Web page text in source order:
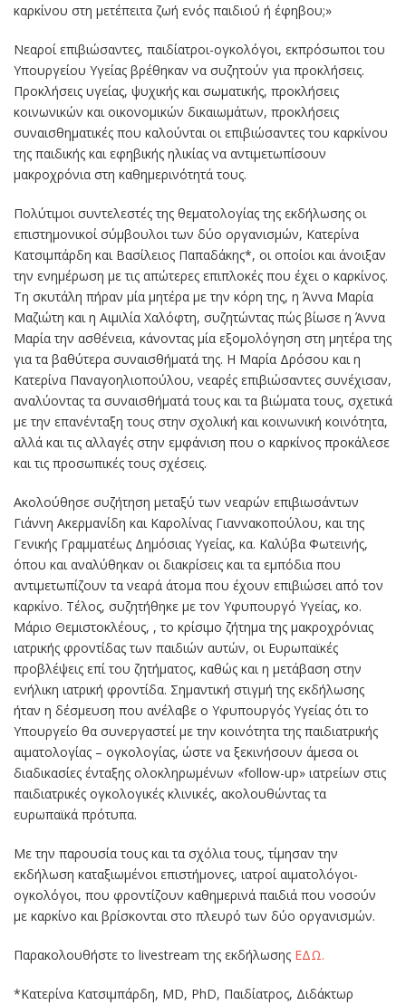
καρκίνου στη μετέπειτα ζωή ενός παιδιού ή έφηβου;»
Νεαροί επιβιώσαντες, παιδίατροι-ογκολόγοι, εκπρόσωποι του
Υπουργείου Υγείας βρέθηκαν να συζητούν για προκλήσεις.
Προκλήσεις υγείας, ψυχικής και σωματικής, προκλήσεις
κοινωνικών και οικονομικών δικαιωμάτων, προκλήσεις
συναισθηματικές που καλούνται οι επιβιώσαντες του καρκίνου
της παιδικής και εφηβικής ηλικίας να αντιμετωπίσουν
μακροχρόνια στη καθημερινότητά τους.
Πολύτιμοι συντελεστές της θεματολογίας της εκδήλωσης οι
επιστημονικοί σύμβουλοι των δύο οργανισμών, Κατερίνα
Κατσιμπάρδη και Βασίλειος Παπαδάκης*, οι οποίοι και άνοιξαν
την ενημέρωση με τις απώτερες επιπλοκές που έχει ο καρκίνος.
Τη σκυτάλη πήραν μία μητέρα με την κόρη της, η Άννα Μαρία
Μαζιώτη και η Αιμιλία Χαλόφτη, συζητώντας πώς βίωσε η Άννα
Μαρία την ασθένεια, κάνοντας μία εξομολόγηση στη μητέρα της
για τα βαθύτερα συναισθήματά της. Η Μαρία Δρόσου και η
Κατερίνα Παναγοηλιοπούλου, νεαρές επιβιώσαντες συνέχισαν,
αναλύοντας τα συναισθήματά τους και τα βιώματα τους, σχετικά
με την επανένταξη τους στην σχολική και κοινωνική κοινότητα,
αλλά και τις αλλαγές στην εμφάνιση που ο καρκίνος προκάλεσε
και τις προσωπικές τους σχέσεις.
Ακολούθησε συζήτηση μεταξύ των νεαρών επιβιωσάντων
Γιάννη Ακερμανίδη και Καρολίνας Γιαννακοπούλου, και της
Γενικής Γραμματέως Δημόσιας Υγείας, κα. Καλύβα Φωτεινής,
όπου και αναλύθηκαν οι διακρίσεις και τα εμπόδια που
αντιμετωπίζουν τα νεαρά άτομα που έχουν επιβιώσει από τον
καρκίνο. Τέλος, συζητήθηκε με τον Υφυπουργό Υγείας, κο.
Μάριο Θεμιστοκλέους, , το κρίσιμο ζήτημα της μακροχρόνιας
ιατρικής φροντίδας των παιδιών αυτών, οι Ευρωπαϊκές
προβλέψεις επί του ζητήματος, καθώς και η μετάβαση στην
ενήλικη ιατρική φροντίδα. Σημαντική στιγμή της εκδήλωσης
ήταν η δέσμευση που ανέλαβε ο Υφυπουργός Υγείας ότι το
Υπουργείο θα συνεργαστεί με την κοινότητα της παιδιατρικής
αιματολογίας – ογκολογίας, ώστε να ξεκινήσουν άμεσα οι
διαδικασίες ένταξης ολοκληρωμένων «follow-up» ιατρείων στις
παιδιατρικές ογκολογικές κλινικές, ακολουθώντας τα
ευρωπαϊκά πρότυπα.
Με την παρουσία τους και τα σχόλια τους, τίμησαν την
εκδήλωση καταξιωμένοι επιστήμονες, ιατροί αιματολόγοι-
ογκολόγοι, που φροντίζουν καθημερινά παιδιά που νοσούν
με καρκίνο και βρίσκονται στο πλευρό των δύο οργανισμών.
Παρακολουθήστε το livestream της εκδήλωσης ΕΔΩ.
*Κατερίνα Κατσιμπάρδη, MD, PhD, Παιδίατρος, Διδάκτωρ